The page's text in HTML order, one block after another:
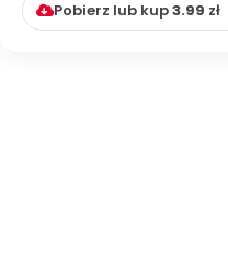
Pobierz lub kup3.99 zł